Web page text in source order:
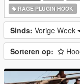
RAGE PLUGIN HOOK
Sinds: Vorige Week
Sorteren op: